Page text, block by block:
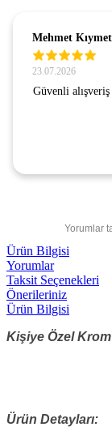
Mehmet Kıymet
23.07.2026
Güvenli alışveriş
Yorumlar
Ürün Bilgisi
Yorumlar
Taksit Seçenekleri
Önerileriniz
Ürün Bilgisi
Kişiye Özel
Ürün Detayları: